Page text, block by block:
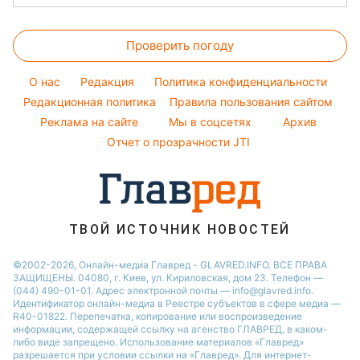
Виталий Козловский
София Ротару
Новости Тернополя
Новости Житомира
Новости Одессы
Новости Харькова
Новости Полтавы
Новости Сум
Легкие десерты
Праздничное меню
Тесты по картинке
Оптические иллюзии
Народные приметы
Все о шоу-бизнесе
Магнитные бури
Погода на сегодня
Погода на завтра
Пылевая буря
Проверить погоду
O нас Редакция
Политика конфиденциальности
Редакционная политика
Правила пользования сайтом
Реклама на сайте
Мы в соцсетях
Архив
Отчет о прозрачности JTI
ТВОЙ ИСТОЧНИК НОВОСТЕЙ
©2002-2026, Онлайн-медиа Главред - GLAVRED.INFO. ВСЕ ПРАВА
ЗАЩИЩЕНЫ. 04080, г. Киев, ул. Кириловская, дом 23. Телефон —
(044) 490-01-01. Адрес электронной почты — info@glavred.info.
Идентификатор онлайн-медиа в Реестре cубъектов в сфере медиа —
R40-01822. Перепечатка, копирование или воспроизведение
информации, содержащей ссылку на агенство ГЛАВРЕД, в каком-
либо виде запрещено. Использование материалов «Главред»
разрешается при условии ссылки на «Главред». Для интернет-